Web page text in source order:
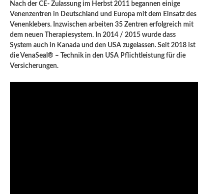
Nach der CE- Zulassung im Herbst 2011 begannen einige
Venenzentren in Deutschland und Europa mit dem Einsatz des
Venenklebers. Inzwischen arbeiten 35 Zentren erfolgreich mit
dem neuen Therapiesystem. In 2014 / 2015 wurde dass
System auch in Kanada und den USA zugelassen. Seit 2018 ist
die VenaSeal® – Technik in den USA Pflichtleistung für die
Versicherungen.